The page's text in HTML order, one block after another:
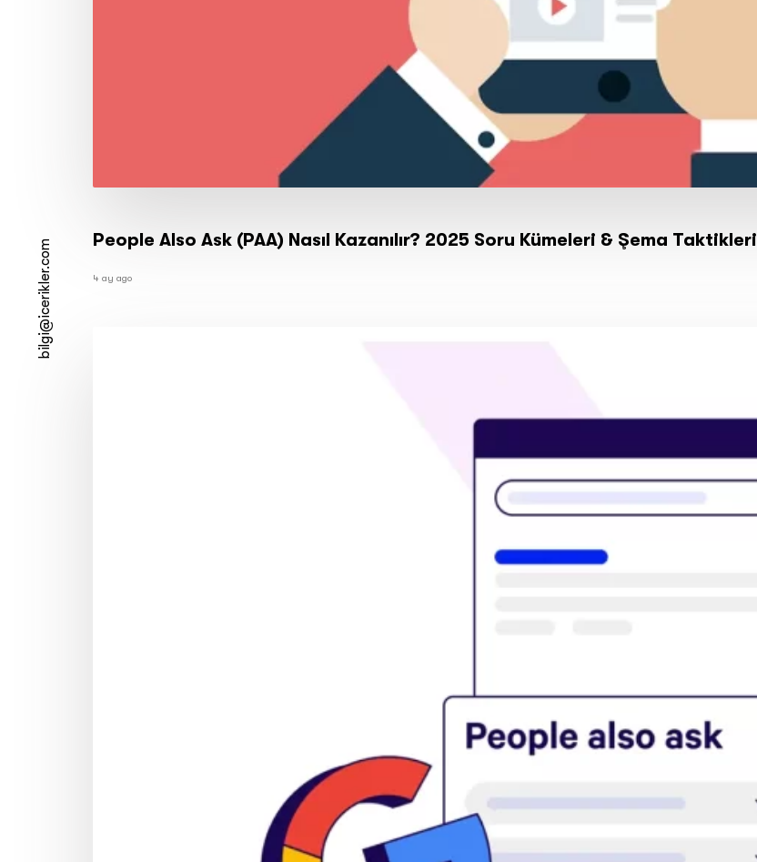
bilgi@icerikler.com People Also Ask (PAA) Nasıl Kazanılır? 2025 Soru Kümeleri & Şema Taktikleri
4 ay ago